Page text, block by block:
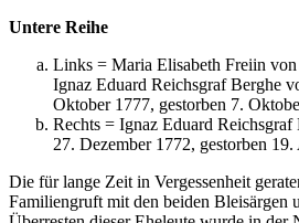
Untere Reihe
Links = Maria Elisabeth Freiin
Ignaz Eduard Reichsgraf Berghe
Oktober 1777, gestorben 7.
Rechts = Ignaz Eduard
27. Dezember 1772, gestorben
Die für lange Zeit in Vergessenheit
Familiengruft mit den beiden Bleisärgen